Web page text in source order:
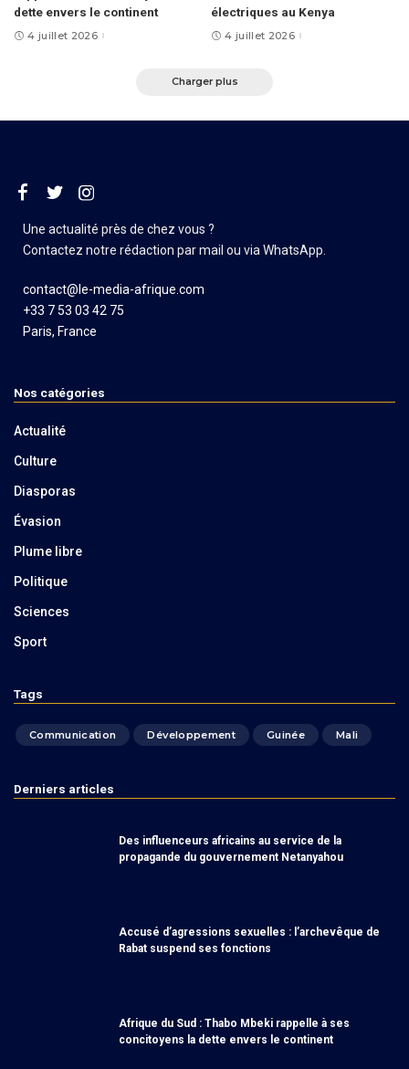
dette envers le continent
4 juillet 2026
électriques au Kenya
4 juillet 2026
Charger plus
Une actualité près de chez vous ?
Contactez notre rédaction par mail ou via WhatsApp.
contact@le-media-afrique.com
+33 7 53 03 42 75
Paris, France
Nos catégories
Actualité
Culture
Diasporas
Évasion
Plume libre
Politique
Sciences
Sport
Tags
Communication Développement Guinée Mali
Derniers articles
Des influenceurs africains au service de la
propagande du gouvernement Netanyahou
Accusé d’agressions sexuelles : l’archevêque de
Rabat suspend ses fonctions
Afrique du Sud : Thabo Mbeki rappelle à ses
concitoyens la dette envers le continent